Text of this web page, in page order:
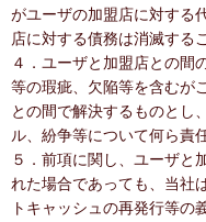
がユーザの加盟店に対する
店に対する債務は消滅する
４．ユーザと加盟店との間
等の瑕疵、欠陥等を含むが
との間で解決するものとし
ル、紛争等について何ら責
５．前項に関し、ユーザと
れた場合であっても、当社
トキャッシュの再発行等の